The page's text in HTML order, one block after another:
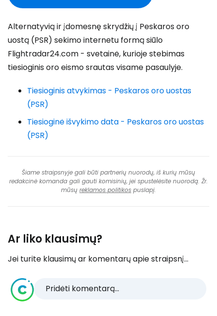
Alternatyvią ir įdomesnę skrydžių į Peskaros oro
uostą (PSR) sekimo internetu formą siūlo
Flightradar24.com - svetainė, kurioje stebimas
tiesioginis oro eismo srautas visame pasaulyje.
Tiesioginis atvykimas - Peskaros oro uostas
(PSR)
Tiesioginė išvykimo data - Peskaros oro uostas
(PSR)
Šiame straipsnyje gali būti partnerių nuorodų, iš kurių mūsų
redakcinė komanda gali gauti komisinių, jei spustelėsite nuorodą. Žr.
mūsų reklamos politikos puslapį.
Ar liko klausimų?
Jei turite klausimų ar komentarų apie straipsnį...
Pridėti komentarą...